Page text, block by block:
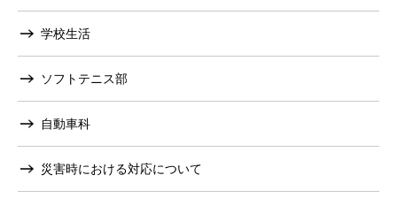
学校生活
ソフトテニス部
自動車科
災害時における対応について